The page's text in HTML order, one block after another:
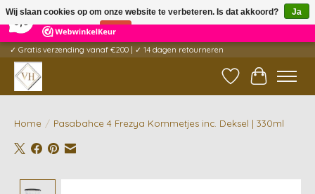
5 Reviews ×
✓ Gratis verzending vanaf €200 | ✓ 14 dagen retourneren
Verlanglijst
Home / Pasabahce 4 Frezya Kommetjes inc. Deksel | 330ml
Wij slaan cookies op om onze website te verbeteren. Is dat akkoord?
Ja
Nee